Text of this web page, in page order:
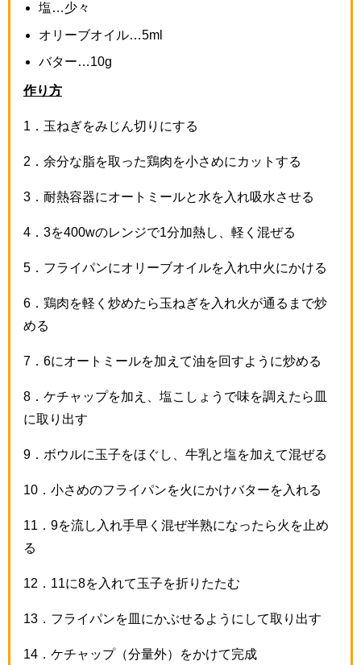
塩…少々
オリーブオイル… 5ml
バター…10g
作り方
1 ．玉ねぎをみじん切りにする
2 ．余分な脂を取った鶏肉を小さめにカットする
3 ．耐熱容器にオートミールと水を入れ吸水させる
4 3を400wのレンジで1 分加熱し、軽く混ぜる
5 ．フライパンにオリーブオイルを入れ中火にかける
6 ．鶏肉を軽く炒めたら玉ねぎを入れ火が通るまで炒
める
7 6にオートミールを加えて油を回すように炒める
8 ．ケチャップを加え、塩こしょうで味を調えたら皿
に取り出す
9 ．ボウルに玉子をほぐし、牛乳と塩を加えて混ぜる
10 ．小さめのフライパンを火にかけバターを入れる
11 9を流し入れ手早く混ぜ半熟になったら火を止め
る
12 11 に8を入れて玉子を折りたたむ
13 ．フライパンを皿にかぶせるようにして取り出す
14 ．ケチャップ（分量外）をかけて完成